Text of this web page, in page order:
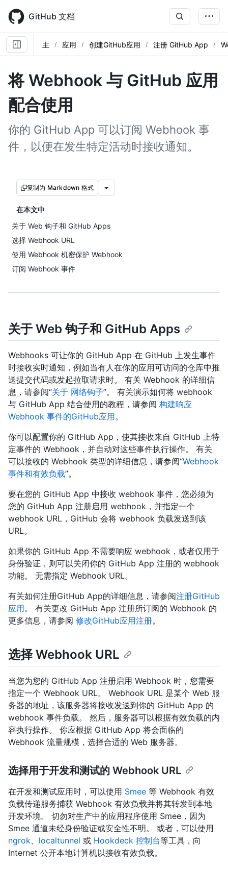
main
content
GitHub 文档
主 应用 创建GitHub应用 注册 GitHub App
将 Webhook 与 GitHub 应用
配合使用
你的 GitHub App 可以订阅 Webhook 事
件，以便在发生特定活动时接收通知。
复制为 Markdown 格式
在本文中
关于 Web 钩子和 GitHub Apps
选择 Webhook URL
使用 Webhook 机密保护 Webhook
订阅 Webhook 事件
关于 Web 钩子和 GitHub Apps
Webhooks 可让你的 GitHub App 在 GitHub 上发生事件
时接收实时通知，例如当有人在你的应用可访问的仓库中推
送提交代码或发起拉取请求时。 有关 Webhook 的详细信
息，请参阅“关于 网络钩子”。 有关演示如何将 webhook
与 GitHub App 结合使用的教程，请参阅 构建响应
Webhook 事件的GitHub应用。
你可以配置你的 GitHub App，使其接收来自 GitHub 上特
定事件的 Webhook，并自动对这些事件执行操作。 有关
可以接收的 Webhook 类型的详细信息，请参阅“Webhook
事件和有效负载”。
要在您的 GitHub App 中接收 webhook 事件，您必须为
您的 GitHub App 注册启用 webhook，并指定一个
webhook URL，GitHub 会将 webhook 负载发送到该
URL。
如果你的 GitHub App 不需要响应 webhook，或者仅用于
身份验证，则可以关闭你的 GitHub App 注册的 webhook
功能。 无需指定 Webhook URL。
有关如何注册GitHub App的详细信息，请参阅注册GitHub
应用。 有关更改 GitHub App 注册所订阅的 Webhook 的
更多信息，请参阅 修改GitHub应用注册。
选择 Webhook URL
当您为您的 GitHub App 注册启用 Webhook 时，您需要
指定一个 Webhook URL。 Webhook URL 是某个 Web 服
务器的地址，该服务器将接收发送到你的 GitHub App 的
webhook 事件负载。 然后，服务器可以根据有效负载的内
容执行操作。 你应根据 GitHub App 将会面临的
Webhook 流量规模，选择合适的 Web 服务器。
选择用于开发和测试的 Webhook URL
在开发和测试应用时，可以使用 Smee 等 Webhook 有效
负载传递服务捕获 Webhook 有效负载并将其转发到本地
开发环境。 切勿对生产中的应用程序使用 Smee，因为
Smee 通道未经身份验证或安全性不明。 或者，可以使用
ngrok、 localtunnel 或 Hookdeck 控制台等工具，向
Internet 公开本地计算机以接收有效负载。